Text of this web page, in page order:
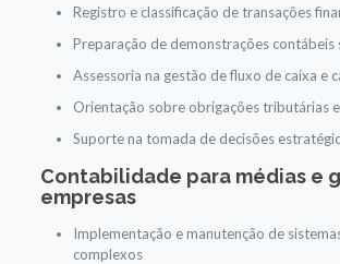
Registro e classificação de transações
Preparação de demonstrações contábeis
Assessoria na gestão de fluxo de caixa e
Orientação sobre obrigações tributárias
Suporte na tomada de decisões
Contabilidade para médias e
empresas
Implementação e manutenção de
complexos